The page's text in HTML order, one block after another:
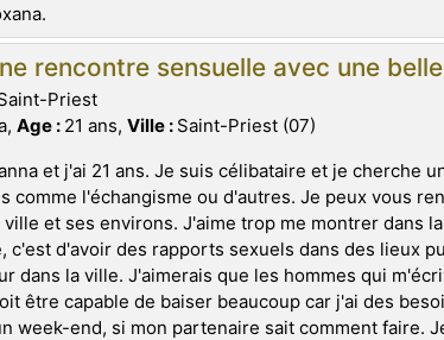
rencontre sensuelle avec une
Priest
Age : 21 ans, Ville : Saint-Priest (07)
et j'ai 21 ans. Je suis célibataire et je cherche
comme l'échangisme ou d'autres. Je peux vous
et ses environs. J'aime trop me montrer dans
c'est d'avoir des rapports sexuels dans des lieux
dans la ville. J'aimerais que les hommes qui
être capable de baiser beaucoup car j'ai des
week-end, si mon partenaire sait comment faire.